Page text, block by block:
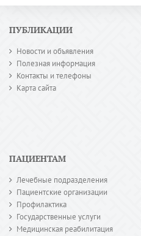
ПУБЛИКАЦИИ
Новости и объявления
Полезная информация
Контакты и телефоны
Карта сайта
ПАЦИЕНТАМ
Лечебные подразделения
Пациентские организации
Профилактика
Государственные услуги
Медицинская реабилитация